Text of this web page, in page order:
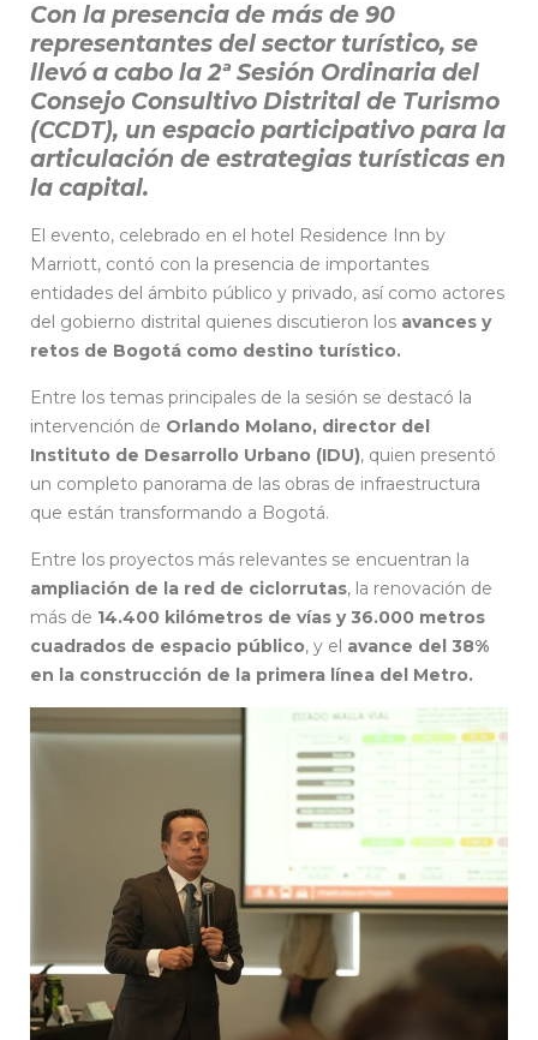
Con la presencia de más de 90
representantes del sector turístico, se
llevó a cabo la 2ª Sesión Ordinaria del
Consejo Consultivo Distrital de Turismo
(CCDT), un espacio participativo para la
articulación de estrategias turísticas en
la capital.
El evento, celebrado en el hotel Residence Inn by
Marriott, contó con la presencia de importantes
entidades del ámbito público y privado, así como actores
del gobierno distrital quienes discutieron los avances y
retos de Bogotá como destino turístico.
Entre los temas principales de la sesión se destacó la
intervención de Orlando Molano, director del
Instituto de Desarrollo Urbano (IDU), quien presentó
un completo panorama de las obras de infraestructura
que están transformando a Bogotá.
Entre los proyectos más relevantes se encuentran la
ampliación de la red de ciclorrutas, la renovación de
más de 14.400 kilómetros de vías y 36.000 metros
cuadrados de espacio público, y el avance del 38%
en la construcción de la primera línea del Metro.